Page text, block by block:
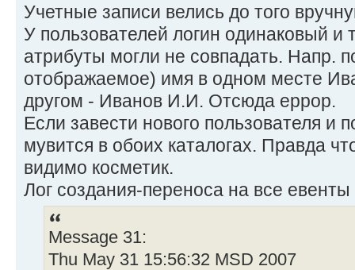
Учетные записи велись до того
У пользователей логин одинаковый и
атрибуты могли не совпадать. Напр.
отображаемое) имя в одном месте
другом - Иванов И.И. Отсюда еррор.
Если завести нового пользователя и
мувится в обоих каталогах. Правда
видимо косметик.
Лог создания-переноса на все евенты
Message 31:
Thu May 31 15:56:32 MSD 2007